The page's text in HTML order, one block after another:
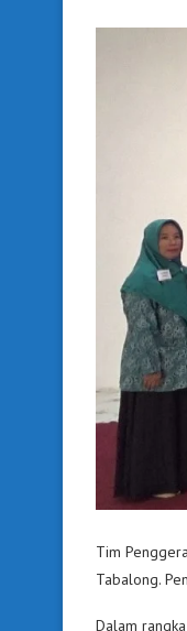
Tim
Tabalong.
Dalam